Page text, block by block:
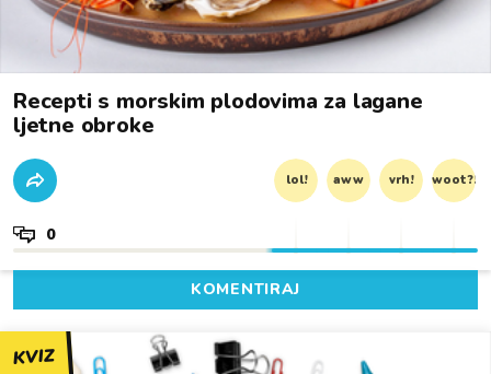
Recepti s morskim plodovima za lagane
ljetne obroke
lol! aww vrh! woot?!
0
KOMENTIRAJ
KVIZ